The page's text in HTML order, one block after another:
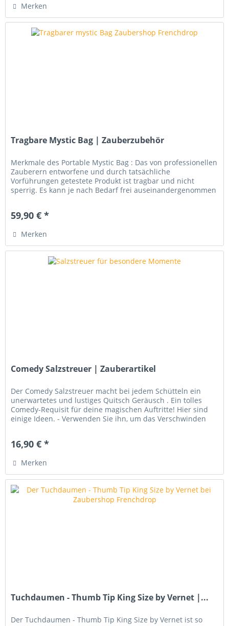
Merken
Tragbare Mystic Bag | Zauberzubehör
Merkmale des Portable Mystic Bag : Das von professionellen
Zauberern entworfene und durch tatsächliche
Vorführungen getestete Produkt ist tragbar und nicht
sperrig. Es kann je nach Bedarf frei auseinandergenommen
59,90 € *
Merken
Comedy Salzstreuer | Zauberartikel
Der Comedy Salzstreuer macht bei jedem Schütteln ein
unerwartetes und lustiges Quitsch Geräusch . Ein tolles
Comedy-Requisit für deine magischen Auftritte! Hier sind
einige Ideen. - Verwenden Sie ihn, um das Verschwinden
16,90 € *
Merken
Tuchdaumen - Thumb Tip King Size by Vernet |...
Der Tuchdaumen - Thumb Tip King Size by Vernet ist so